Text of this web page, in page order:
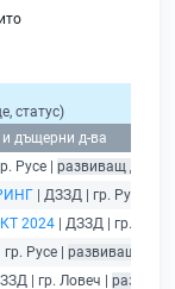
статус)
дъщерни д-ва
Русе | развиващ
| ДЗЗД | гр. Русе |
2024 | ДЗЗД | гр. Русе
Русе | развиващ
| гр. Ловеч |